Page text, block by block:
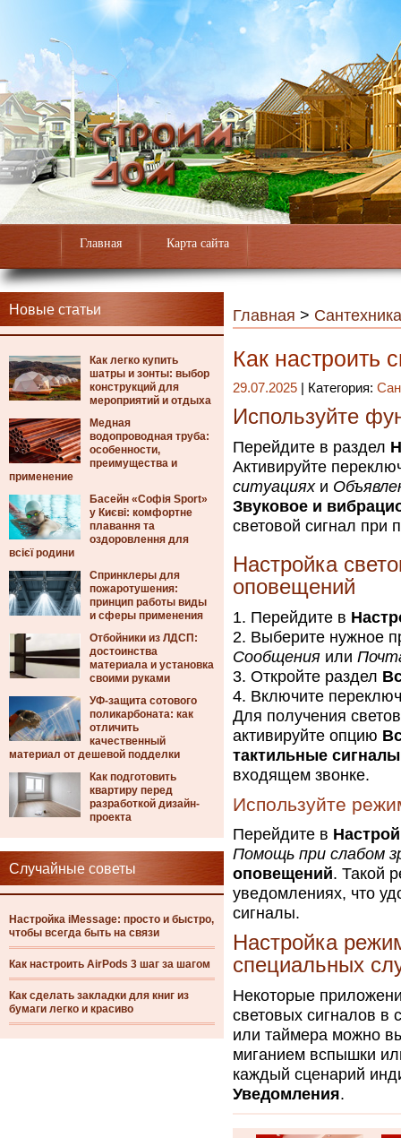
Главная Карта сайта
Новые статьи
Как легко купить
шатры и зонты: выбор
конструкций для
мероприятий и отдыха
Медная
водопроводная труба:
особенности,
преимущества и
применение
Басейн «Софія Sport»
у Києві: комфортне
плавання та
оздоровлення для
всієї родини
Спринклеры для
пожаротушения:
принцип работы виды
и сферы применения
Отбойники из ЛДСП:
достоинства
материала и установка
своими руками
УФ-защита сотового
поликарбоната: как
отличить
качественный
материал от дешевой подделки
Как подготовить
квартиру перед
разработкой дизайн-
проекта
Случайные советы
Настройка iMessage: просто и быстро,
чтобы всегда быть на связи
Как настроить AirPods 3 шаг за шагом
Как сделать закладки для книг из
бумаги легко и красиво
Главная > Сантехника
Как настроить
29.07.2025 | Категория:
Используйте
Перейдите в раздел
Активируйте
ситуацияхи
Звуковое и
световой сигнал при
Настройка
оповещений
Перейдите в
Выберите нужное
Сообщения или
Откройте раздел
Включите
Для получения
активируйте опцию
тактильные сигналы
входящем звонке.
Используйте
Перейдите в
Помощь при слабом
оповещений. Такой
уведомлениях, что
сигналы.
Настройка
специальных
Некоторые
световых сигналов в
или таймера можно
миганием вспышки
каждый сценарий
Уведомления.